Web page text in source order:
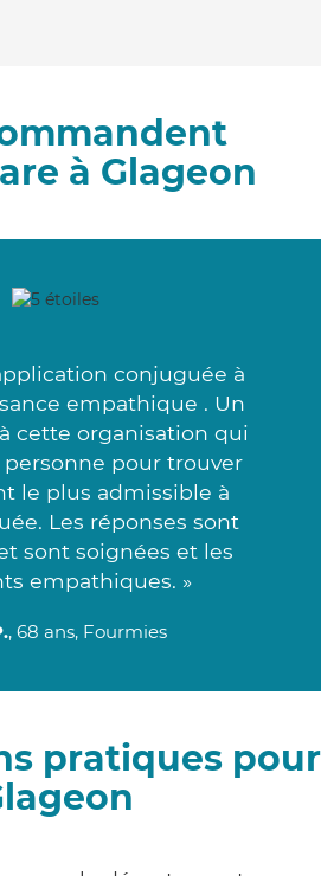
à Glageon
conjuguée à
empathique . Un
cette organisation qui
pour trouver
le plus admissible à
Les réponses sont
sont soignées et les
empathiques. »
, 68 ans, Fourmies
pratiques pour